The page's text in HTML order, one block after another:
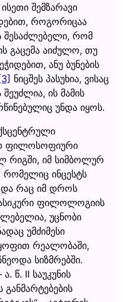
შემზარავი
როგორიცაა
შესაძლებელი, რომ
გაცემა აიძულო, თუ
ანუ ბუნების
ნიცშეს პასუხია, ვისაც
შეუძლია, ის მამის
უნდა იყოს.
ფილოსოფიური
რიგში, იმ სიმბოლურ
რომელიც ინცესტს
და რაც იმ დროს
ფილოლოგიის
უცნობი
უმძიმესი
რეალობაში,
სიზმრებში.
წ. II საუკუნის
განმარტებების